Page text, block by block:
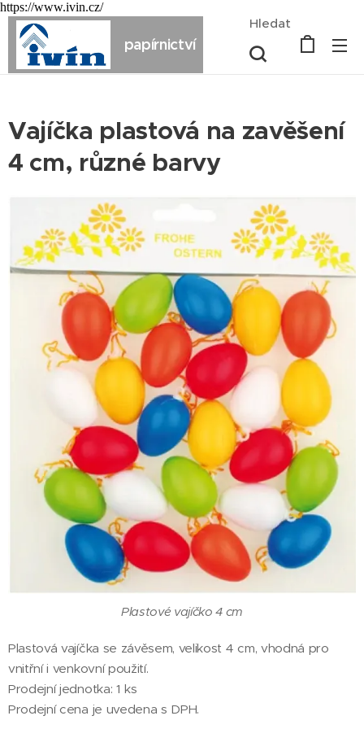
https://www.ivin.cz/
papírnictví
Hledat
Vajíčka plastová na zavěšení
4 cm, různé barvy
Plastové vajíčko 4 cm
Plastová vajíčka se závěsem, velikost 4 cm, vhodná pro
vnitřní i venkovní použití.
Prodejní jednotka: 1 ks
Prodejní cena je uvedena s DPH.